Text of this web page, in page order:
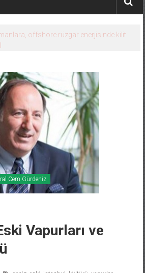
gemisine dron saldırısı: bir ölü
Cem Gürdeniz
Vapurları ve